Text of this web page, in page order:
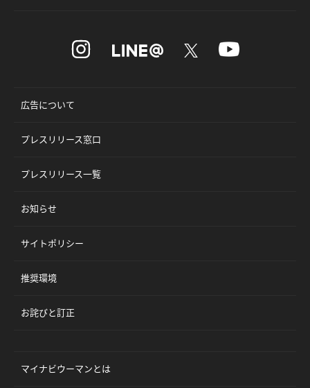
広告について
プレスリリース窓口
プレスリリース一覧
お知らせ
サイトポリシー
推奨環境
お詫びと訂正
マイナビウーマンとは